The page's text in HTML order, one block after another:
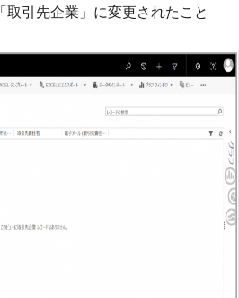
引先企業」に変更されたこと